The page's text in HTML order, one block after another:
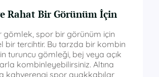
Rahat Bir Görünüm İçin
gömlek, spor bir görünüm için
bir tercihtir. Bu tarzda bir kombin
turuncu gömleği, bej veya açık
kombinleyebilirsiniz. Altına
kahverengi spor ayakkabılar